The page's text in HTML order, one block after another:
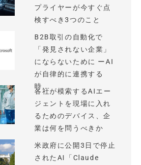
プライヤーが今すぐ点
検すべき3つのこと
B2B取引の自動化で
「発見されない企業」
にならないために ーAI
が自律的に連携する
時...
各社が模索するAIエー
ジェントを現場に入れ
るためのデバイス、企
業は何を問うべきか
米政府に公開3日で停止
されたAI「Claude